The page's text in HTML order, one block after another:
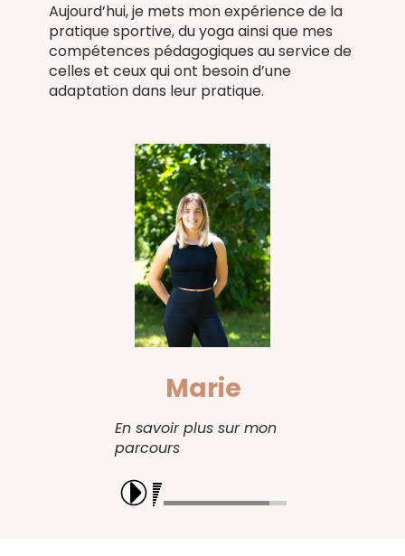
Aujourd’hui, je mets mon expérience de la
pratique sportive, du yoga ainsi que mes
compétences pédagogiques au service de
celles et ceux qui ont besoin d’une
adaptation dans leur pratique.
Marie
En savoir plus sur mon
parcours